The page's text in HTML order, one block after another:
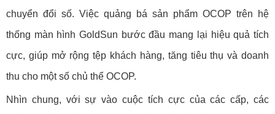
chuyển đổi số. Việc quảng bá sản phẩm OCOP trên hệ
thống màn hình GoldSun bước đầu mang lại hiệu quả tích
cực, giúp mở rộng tệp khách hàng, tăng tiêu thụ và doanh
thu cho một số chủ thể OCOP.
Nhìn chung, với sự vào cuộc tích cực của các cấp, các